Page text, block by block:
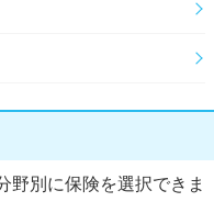
野別に保険を選択できま